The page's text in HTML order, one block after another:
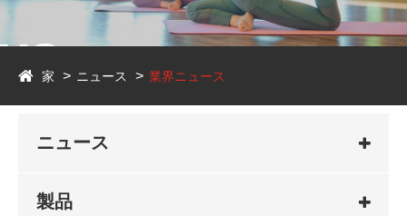
家 ニュース 業界ニュース
ニュース
製品